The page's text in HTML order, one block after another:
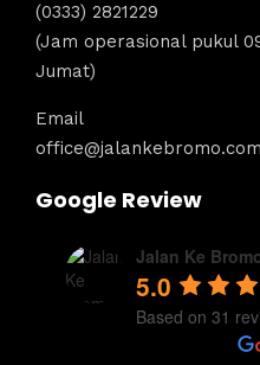
(0333) 2821229
(Jam operasional pukul
Jumat)
Email
office@jalankebromo.com
Google Review
Jalan Ke
5.0
Based on 31